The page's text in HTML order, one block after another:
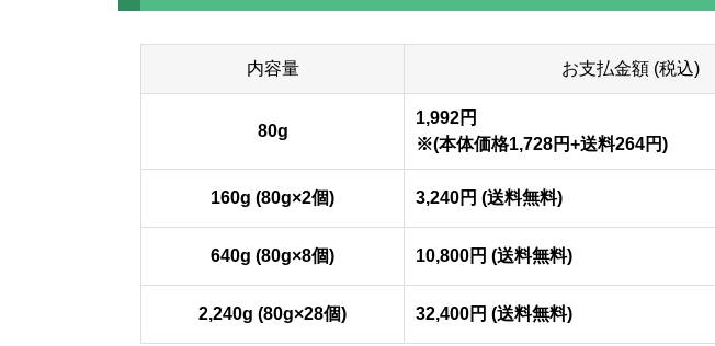
内容量 お支払金額 (税込)
80g
1,992円
※(本体価格1,728円+送料264円)
160g (80g×2個) 3,240円 (送料無料)
640g (80g×8個) 10,800円 (送料無料)
2,240g (80g×28個) 32,400円 (送料無料)